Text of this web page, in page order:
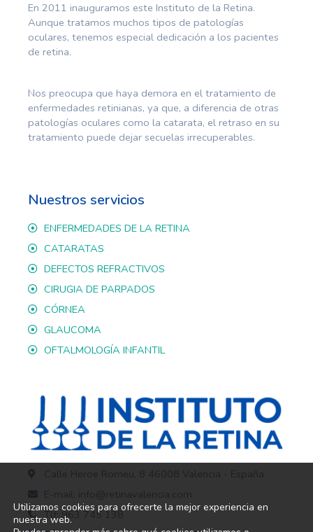
En 2011 inauguramos este Instituto de la Retina.
Aunque tratamos muchos tipos de patologías
oculares, tenemos especial dedicación a los pacientes
de retina.
Nos preocupa que haya demora en el tratamiento de
enfermedades retinianas, ya que, a diferencia de otras
patologías oculares como la catarata, el retraso en su
tratamiento puede dejar secuelas irrecuperables.
Nuestros servicios
ENFERMEDADES DE LA RETINA
CATARATAS
DEFECTOS REFRACTIVOS
CIRUGIA DE PARPADOS
CÓRNEA
GLAUCOMA
OFTALMOLOGÍA INFANTIL
Calle Heroe Romeu, 8 46008 Valencia - España
E-mail: info@retinavalencia.com
Tlf: 963 745 138
Utilizamos cookies para ofrecerte la mejor experiencia en
nuestra web.